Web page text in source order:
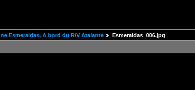
Esmeraldas. A bord du R/V Atalante Esmeraldas_006.jpg